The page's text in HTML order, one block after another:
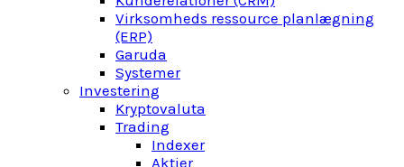
Virksomheds ressource planlægning
(ERP)
Garuda
Systemer
Investering
Kryptovaluta
Trading
Indexer
Aktier